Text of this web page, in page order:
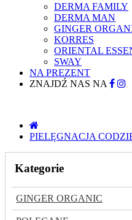
DERMA FAMILY
DERMA MAN
GINGER
KORRES
ORIENTAL
SWAY
NA PREZENT
ZNAJDŹ NAS NA
PIELĘGNACJA
Kategorie
GINGER ORGANIC